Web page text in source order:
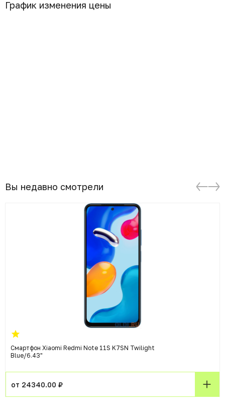
График изменения цены
Вы недавно смотрели
Смартфон Xiaomi Redmi Note 11S K7SN Twilight
Blue/6.43"
от 24340.00 ₽